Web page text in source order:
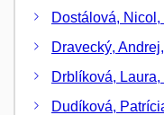
Dostálová, Nicol,
Dravecký,
Drblíková, Laura,
Dudíková,